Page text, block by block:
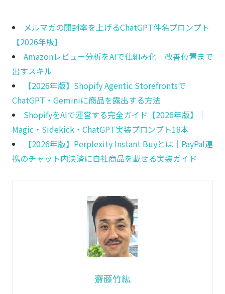
メルマガの開封率を上げるChatGPT件名プロンプト
【2026年版】
Amazonレビュー分析をAIで仕組み化｜改善位置まで
出すスキル
【2026年版】Shopify Agentic Storefrontsで
ChatGPT・Geminiに商品を露出する方法
ShopifyをAIで運営する完全ガイド【2026年版】｜
Magic・Sidekick・ChatGPT実装プロンプト18本
【2026年版】Perplexity Instant Buyとは｜PayPal連
携のチャット内決済に自社商品を載せる実装ガイド
齋藤竹紘